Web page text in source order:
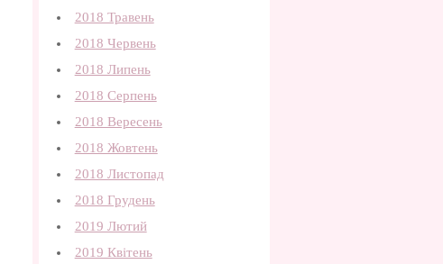
2018 Травень
2018 Червень
2018 Липень
2018 Серпень
2018 Вересень
2018 Жовтень
2018 Листопад
2018 Грудень
2019 Лютий
2019 Квітень